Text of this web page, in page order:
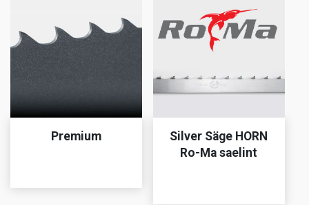
Premium
Silver Säge HORN
Ro-Ma saelint